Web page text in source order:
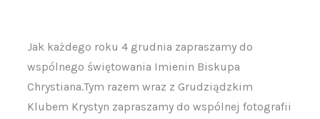
Jak każdego roku 4 grudnia zapraszamy do
wspólnego świętowania Imienin Biskupa
Chrystiana.Tym razem wraz z Grudziądzkim
Klubem Krystyn zapraszamy do wspólnej fotografii